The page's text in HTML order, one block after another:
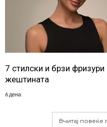
7 стилски и брзи
жештината
6 дена
Вчитај повеќе